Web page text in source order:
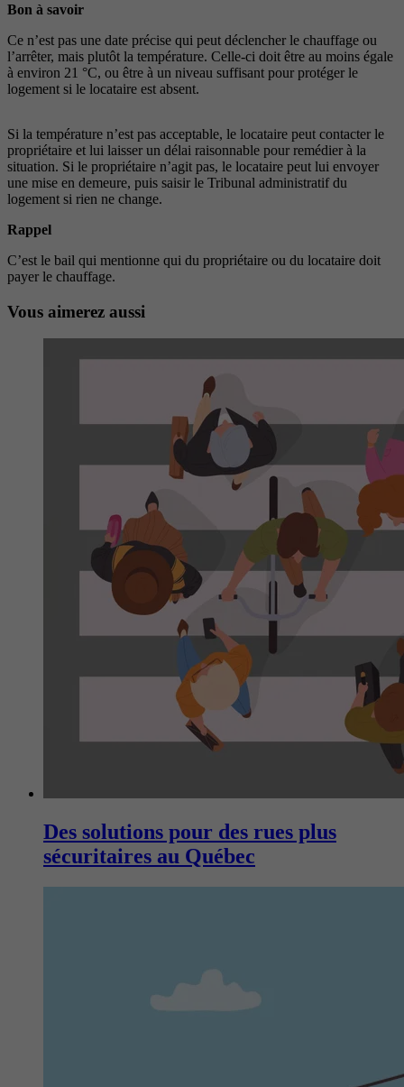
Bon à savoir
Ce n’est pas une date précise qui peut déclencher le chauffage ou
l’arrêter, mais plutôt la température. Celle-ci doit être au moins égale
à environ 21 °C, ou être à un niveau suffisant pour protéger le
logement si le locataire est absent.
Si la température n’est pas acceptable, le locataire peut contacter le
propriétaire et lui laisser un délai raisonnable pour remédier à la
situation. Si le propriétaire n’agit pas, le locataire peut lui envoyer
une mise en demeure, puis saisir le Tribunal administratif du
logement si rien ne change.
Rappel
C’est le bail qui mentionne qui du propriétaire ou du locataire doit
payer le chauffage.
Vous aimerez aussi
Des solutions pour des rues plus
sécuritaires au Québec